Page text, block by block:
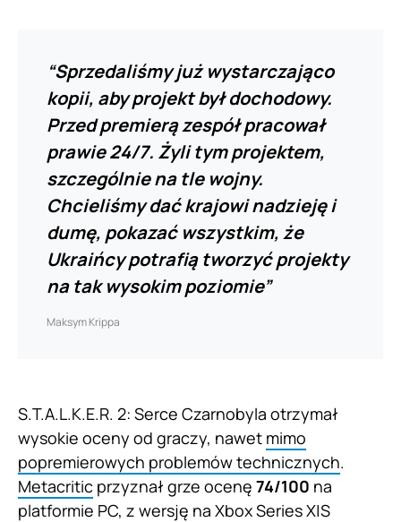
“Sprzedaliśmy już wystarczająco
kopii, aby projekt był dochodowy.
Przed premierą zespół pracował
prawie 24/7. Żyli tym projektem,
szczególnie na tle wojny.
Chcieliśmy dać krajowi nadzieję i
dumę, pokazać wszystkim, że
Ukraińcy potrafią tworzyć projekty
na tak wysokim poziomie”
Maksym Krippa
S.T.A.L.K.E.R. 2: Serce Czarnobyla otrzymał
wysokie oceny od graczy, nawet mimo
popremierowych problemów technicznych.
Metacritic przyznał grze ocenę 74/100 na
platformie PC, z wersję na Xbox Series X|S